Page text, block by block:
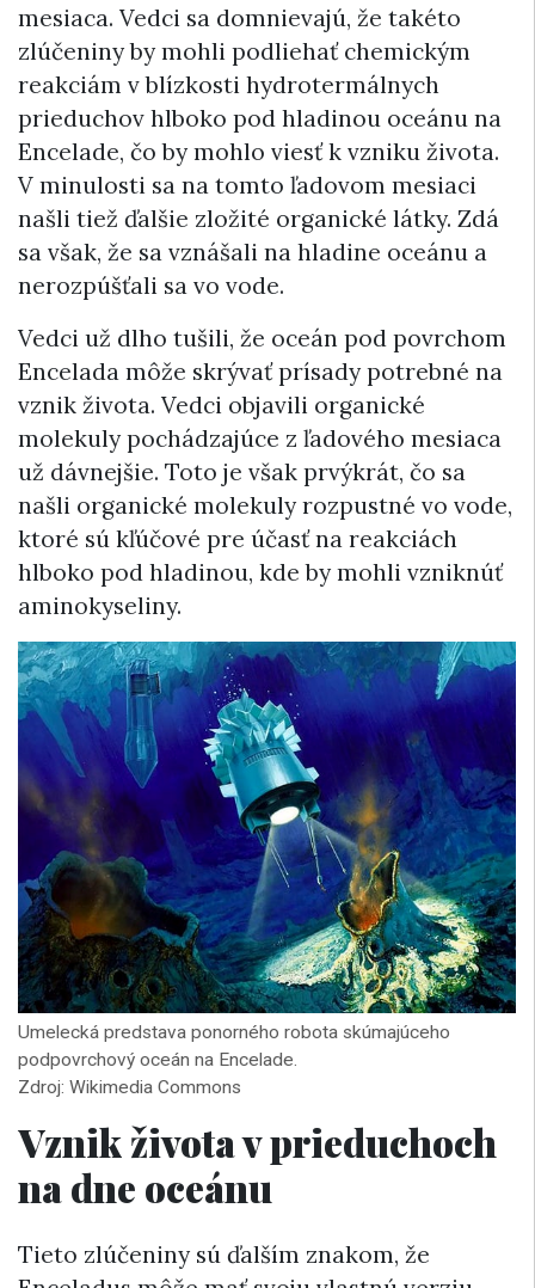
mesiaca. Vedci sa domnievajú, že takéto
zlúčeniny by mohli podliehať chemickým
reakciám v blízkosti hydrotermálnych
prieduchov hlboko pod hladinou oceánu na
Encelade, čo by mohlo viesť k vzniku života.
V minulosti sa na tomto ľadovom mesiaci
našli tiež ďalšie zložité organické látky. Zdá
sa však, že sa vznášali na hladine oceánu a
nerozpúšťali sa vo vode.
Vedci už dlho tušili, že oceán pod povrchom
Encelada môže skrývať prísady potrebné na
vznik života. Vedci objavili organické
molekuly pochádzajúce z ľadového mesiaca
už dávnejšie. Toto je však prvýkrát, čo sa
našli organické molekuly rozpustné vo vode,
ktoré sú kľúčové pre účasť na reakciách
hlboko pod hladinou, kde by mohli vzniknúť
aminokyseliny.
Umelecká predstava ponorného robota skúmajúceho
podpovrchový oceán na Encelade.
Zdroj: Wikimedia Commons
Vznik života v prieduchoch
na dne oceánu
Tieto zlúčeniny sú ďalším znakom, že